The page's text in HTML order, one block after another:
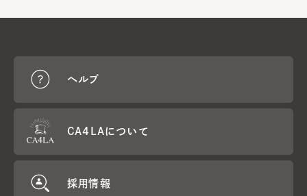
ヘルプ
CA4LAについて
採用情報